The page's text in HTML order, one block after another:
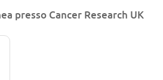
presso Cancer Research UK